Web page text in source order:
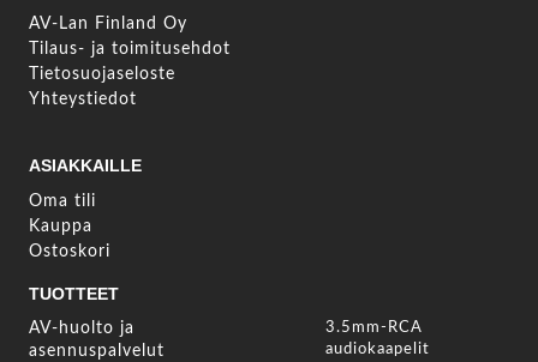
AV-Lan Finland Oy
Tilaus- ja toimitusehdot
Tietosuojaseloste
Yhteystiedot
ASIAKKAILLE
Oma tili
Kauppa
Ostoskori
TUOTTEET
AV-huolto ja
asennuspalvelut
3.5mm-RCA
audiokaapelit